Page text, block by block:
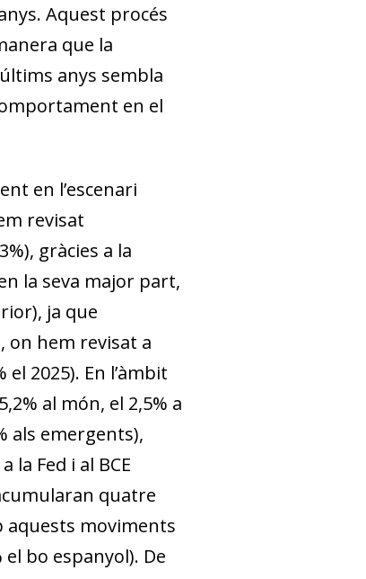
Aquest procés
que la
anys sembla
en el
en l’escenari
revisat
gràcies a la
la seva major part,
ja que
on hem revisat a
el 2025). En l’àmbit
al món, el 2,5% a
als emergents),
Fed i al BCE
quatre
aquests moviments
bo espanyol). De